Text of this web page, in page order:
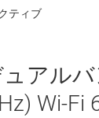
アル
Wi-Fi